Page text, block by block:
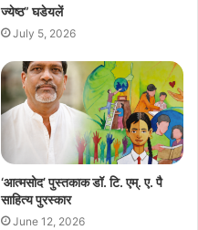
ज्येष्ठ” घडेयलें
July 5, 2026
‘आत्मसोद’ पुस्तकाक डॉ. टि. एम्. ए. पै
साहित्य पुरस्कार
June 12, 2026